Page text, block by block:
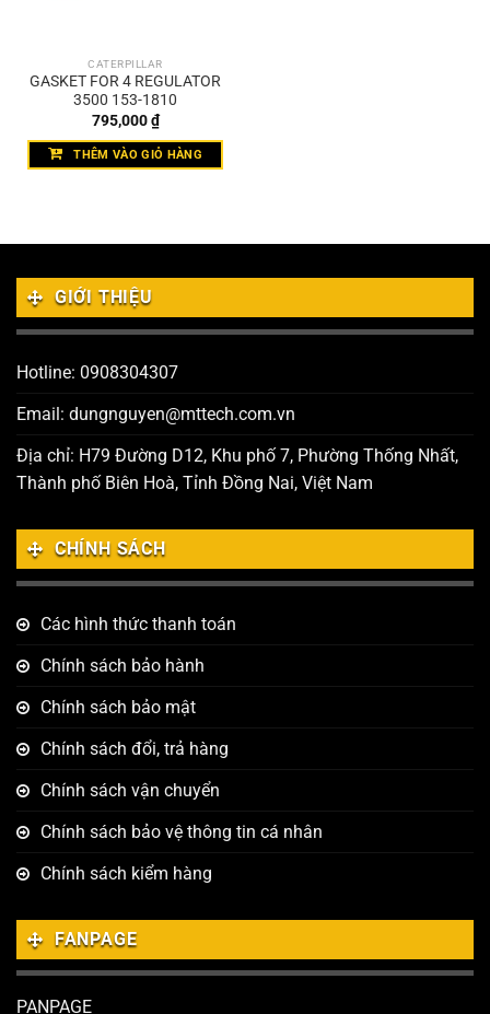
CATERPILLAR
GASKET FOR 4 REGULATOR
3500 153-1810
795,000₫
THÊM VÀO GIỎ HÀNG
GIỚI THIỆU
Hotline: 0908304307
Email: dungnguyen@mttech.com.vn
Địa chỉ: H79 Đường D12, Khu phố 7, Phường Thống Nhất,
Thành phố Biên Hoà, Tỉnh Đồng Nai, Việt Nam
CHÍNH SÁCH
Các hình thức thanh toán
Chính sách bảo hành
Chính sách bảo mật
Chính sách đổi, trả hàng
Chính sách vận chuyển
Chính sách bảo vệ thông tin cá nhân
Chính sách kiểm hàng
FANPAGE
PANPAGE